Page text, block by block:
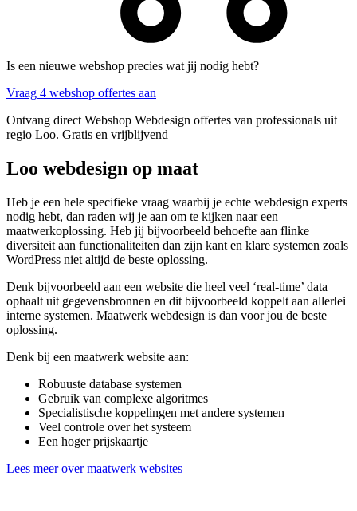
Is een nieuwe webshop precies wat jij nodig hebt?
Vraag 4 webshop offertes aan
Ontvang direct Webshop Webdesign offertes van professionals uit
regio Loo. Gratis en vrijblijvend
Loo webdesign op maat
Heb je een hele specifieke vraag waarbij je echte webdesign experts
nodig hebt, dan raden wij je aan om te kijken naar een
maatwerkoplossing. Heb jij bijvoorbeeld behoefte aan flinke
diversiteit aan functionaliteiten dan zijn kant en klare systemen zoals
WordPress niet altijd de beste oplossing.
Denk bijvoorbeeld aan een website die heel veel ‘real-time’ data
ophaalt uit gegevensbronnen en dit bijvoorbeeld koppelt aan allerlei
interne systemen. Maatwerk webdesign is dan voor jou de beste
oplossing.
Denk bij een maatwerk website aan:
Robuuste database systemen
Gebruik van complexe algoritmes
Specialistische koppelingen met andere systemen
Veel controle over het systeem
Een hoger prijskaartje
Lees meer over maatwerk websites